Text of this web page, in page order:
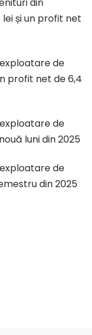
și un profit net
de
profit net de 6,4
de
luni din 2025
de
din 2025